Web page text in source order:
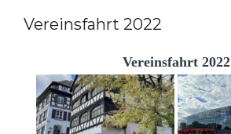
Vereinsfahrt 2022
Vereinsfahrt 2022